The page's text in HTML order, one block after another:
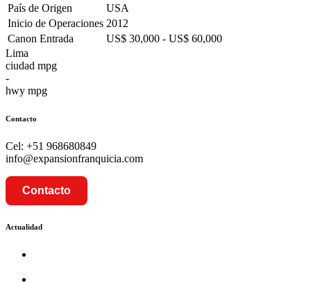
País de Origen
USA
Inicio de Operaciones 2012
Canon Entrada
US$ 30,000 - US$ 60,000
Lima
ciudad mpg
-
hwy mpg
Contacto
Cel: +51 968680849
info@expansionfranquicia.com
Contacto
Actualidad